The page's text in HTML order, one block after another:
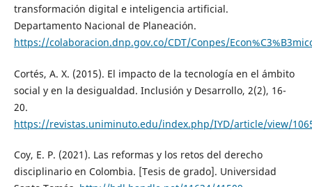
transformación digital e inteligencia artificial.
Departamento Nacional de Planeación.
https://colaboracion.dnp.gov.co/CDT/Conpes/
Cortés, A. X. (2015). El impacto de la tecnología en el ámbito
social y en la desigualdad. Inclusión y Desarrollo, 2(2), 16-
20.
https://revistas.uniminuto.edu/index.php/IYD/article/view/
Coy, E. P. (2021). Las reformas y los retos del derecho
disciplinario en Colombia. [Tesis de grado]. Universidad